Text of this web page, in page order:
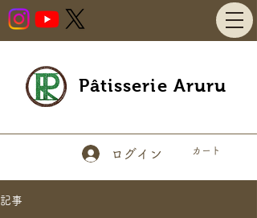
Pâtisserie Aruru
ログイン カート
記事